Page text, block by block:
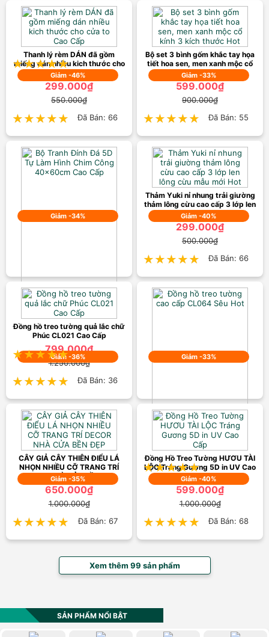
Đồng hồ kim loại để bàn phong
cách cổ điển Cao Cấp
799.000₫
130.000₫
★★★★★
★★★★★ Đã Bán: 66
Giảm -46%
Thanh lý rèm DÁN đã gồm
miếng dán nhiều kich thước cho
cửa to Cao Cấp
299.000₫
550.000₫
★★★★★
★★★★★ Đã Bán: 66
Giảm -33%
Bộ set 3 bình gốm khắc tay họa
tiết hoa sen, men xanh mộc cổ
kính 3 kích thước Hot
599.000₫
900.000₫
★★★★★
★★★★★ Đã Bán: 55
Giảm -34%
Bộ Tranh Đính Đá 5D Tự Làm
Hình Chim Công 40x60cm Cao
Cấp
299.000₫
450.000₫
★★★★★
★★★★★ Đã Bán: 66
Giảm -40%
Thảm Yuki nỉ nhung trải giường
thảm lông cừu cao cấp 3 lớp len
lông cừu mẫu mới Hot
299.000₫
500.000₫
★★★★★
★★★★★ Đã Bán: 66
Giảm -36%
Đồng hồ treo tường quả lắc chữ
Phúc CL021 Cao Cấp
799.000₫
1.250.000₫
★★★★★
★★★★★ Đã Bán: 36
Giảm -33%
Đồng hồ treo tường cao cấp
CL064 Sêu Hot
899.000₫
1.350.000₫
★★★★★
★★★★★ Đã Bán: 56
Giảm -35%
CÂY GIẢ CÂY THIÊN ĐIỂU LÁ
NHỌN NHIỀU CỠ TRANG TRÍ
DECOR NHÀ CỬA BỀN ĐẸP
650.000₫
1.000.000₫
★★★★★
★★★★★ Đã Bán: 67
Giảm -40%
Đồng Hồ Treo Tường HƯƠU TÀI
LỘC Tráng Gương 5D in UV Cao
Cấp
599.000₫
1.000.000₫
★★★★★
★★★★★ Đã Bán: 68
Xem thêm 99 sản phẩm
SẢN PHẨM NỔI BẬT